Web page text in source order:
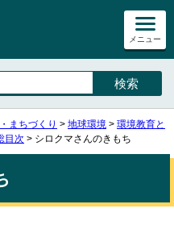
メニュー
まちづくり > 地球環境 > 環境教育と
目次 > シロクマさんのきもち